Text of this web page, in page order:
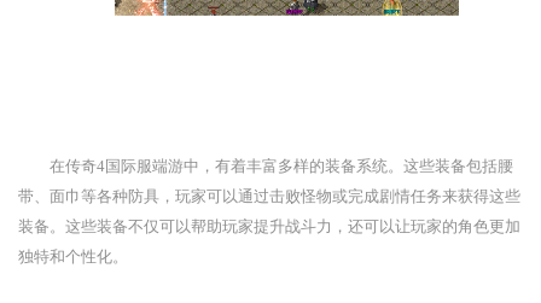
在传奇4国际服端游中，有着丰富多样的装备系统。这些装备包括腰
带、面巾等各种防具，玩家可以通过击败怪物或完成剧情任务来获得这些
装备。这些装备不仅可以帮助玩家提升战斗力，还可以让玩家的角色更加
独特和个性化。